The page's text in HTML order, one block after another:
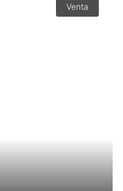
Venta